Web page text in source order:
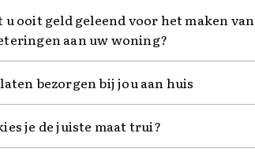
u ooit geld geleend voor het maken van
aan uw woning?
bezorgen bij jou aan huis
je de juiste maat trui?